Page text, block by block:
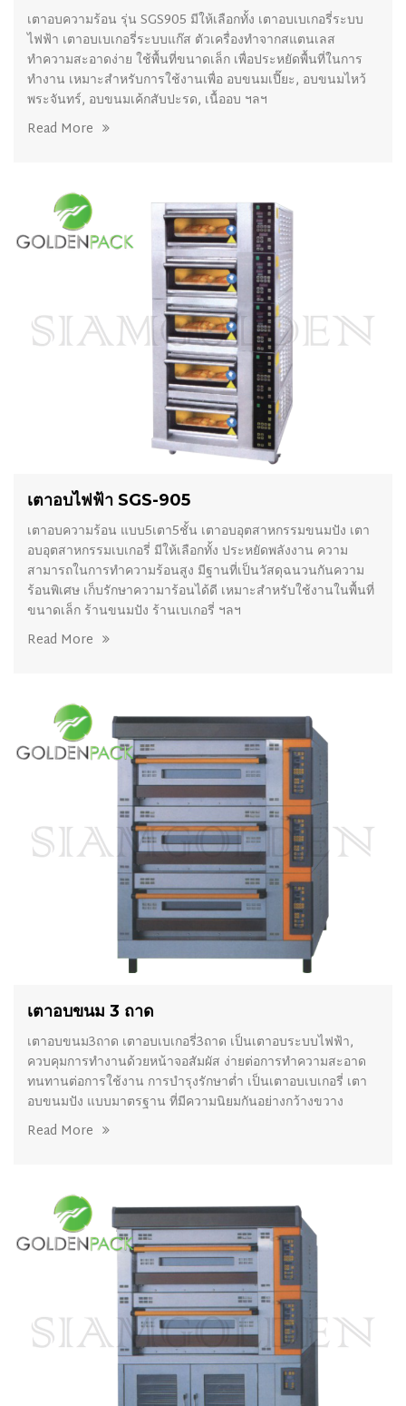
เตาอบความร้อน รุ่น SGS905 มีให้เลือกทั้ง เตาอบเบเกอรี่ระบบ
ไฟฟ้า เตาอบเบเกอรี่ระบบแก๊ส ตัวเครื่องทำจากสแตนเลส
ทำความสะอาดง่าย ใช้พื้นที่ขนาดเล็ก เพื่อประหยัดพื้นที่ในการ
ทำงาน เหมาะสำหรับการใช้งานเพื่อ อบขนมเปี๊ยะ, อบขนมไหว้
พระจันทร์, อบขนมเค้กสับปะรด, เนื้ออบ ฯลฯ
Read More
เตาอบไฟฟ้า SGS-905
เตาอบความร้อน แบบ5เตา5ชั้น เตาอบอุตสาหกรรมขนมปัง เตา
อบอุตสาหกรรมเบเกอรี่ มีให้เลือกทั้ง ประหยัดพลังงาน ความ
สามารถในการทำความร้อนสูง มีฐานที่เป็นวัสดุฉนวนกันความ
ร้อนพิเศษ เก็บรักษาความาร้อนได้ดี เหมาะสำหรับใช้งานในพื้นที่
ขนาดเล็ก ร้านขนมปัง ร้านเบเกอรี่ ฯลฯ
Read More
เตาอบขนม 3 ถาด
เตาอบขนม3ถาด เตาอบเบเกอรี่3ถาด เป็นเตาอบระบบไฟฟ้า,
ควบคุมการทำงานด้วยหน้าจอสัมผัส ง่ายต่อการทำความสะอาด
ทนทานต่อการใช้งาน การบำรุงรักษาต่ำ เป็นเตาอบเบเกอรี่ เตา
อบขนมปัง แบบมาตรฐาน ที่มีความนิยมกันอย่างกว้างขวาง
Read More